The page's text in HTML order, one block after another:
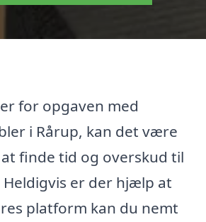
for opgaven med
i Rårup, kan det være
finde tid og overskud til
er der hjælp at
platform kan du nemt